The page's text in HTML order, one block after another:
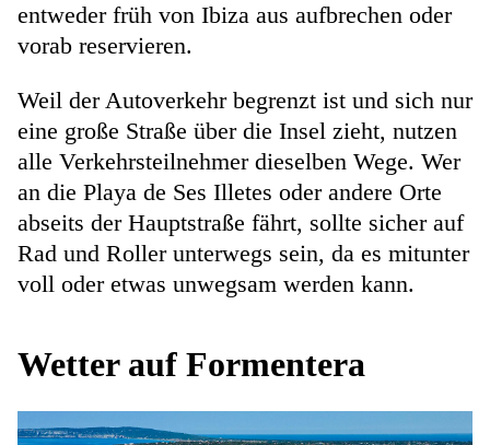
entweder früh von Ibiza aus aufbrechen oder
vorab reservieren.
Weil der Autoverkehr begrenzt ist und sich nur
eine große Straße über die Insel zieht, nutzen
alle Verkehrsteilnehmer dieselben Wege. Wer
an die Playa de Ses Illetes oder andere Orte
abseits der Hauptstraße fährt, sollte sicher auf
Rad und Roller unterwegs sein, da es mitunter
voll oder etwas unwegsam werden kann.
Wetter auf Formentera